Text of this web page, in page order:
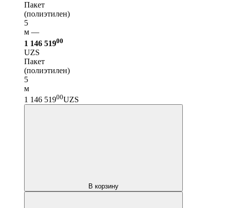
Пакет
(полиэтилен)
5
м —
1 146 51900
UZS
Пакет
(полиэтилен)
5
м
1 146 51900UZS
В корзину